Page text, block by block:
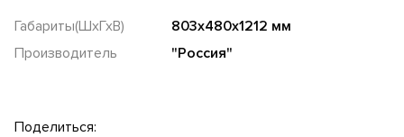
Габариты(ШхГхВ)
803х480х1212 мм
Производитель
"Россия"
Поделиться: